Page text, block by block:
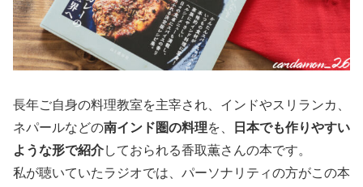
長年ご自身の料理教室を主宰され、インドやスリランカ、
ネパールなどの南インド圏の料理を、
日本でも作りやすい
ような形で紹介しておられる香取薫さんの本です。
私が聴いていたラジオでは、パーソナリティの方がこの本